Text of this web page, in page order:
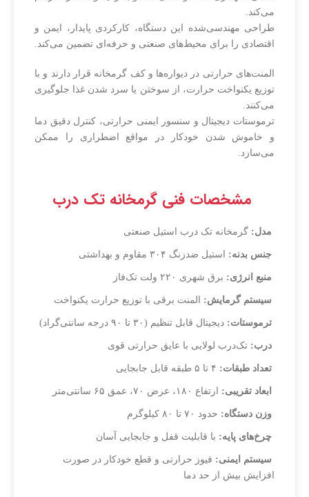
می‌کند.
طراحی مهندسی‌شده این دستگاه، کارکردی پایدار، ایمن و
اقتصادی را برای محیط‌های صنعتی و حرفه‌ای تضمین می‌کند.
المنت‌های حرارتی در دیواره‌ها و کف گرمخانه قرار دارند و با
توزیع یکنواخت حرارت، از سوختن یا سرد شدن غذا جلوگیری
می‌کنند.
ترموستات دیجیتال و سنسور ایمنی حرارتی، کنترل دقیق دما
و خاموش شدن خودکار در مواقع اضطراری را ممکن
می‌سازد.
مشخصات فنی گرمخانه تک درب
مدل: گرمخانه تک درب استیل صنعتی
جنس بدنه: استیل ضدزنگ ۳۰۴ مقاوم و بهداشتی
منبع انرژی: برق شهری ۲۲۰ ولت تک‌فاز
سیستم گرمایش: المنت برقی با توزیع حرارت یکنواخت
ترموستات: دیجیتال قابل تنظیم (۳۰ تا ۹۰ درجه سانتی‌گراد)
درب: تک‌درب لولایی با عایق حرارتی قوی
تعداد طبقات:
ابعاد تقریبی: ارتفاع ۱۸۰، عرض ۷۰، عمق ۶۵ سانتی‌متر
وزن دستگاه: حدود ۷۰ تا ۸۰ کیلوگرم
چرخ‌های پایه: با قابلیت قفل و جابجایی آسان
سیستم ایمنی: فیوز حرارتی و قطع خودکار در صورت
افزایش بیش از حد دما